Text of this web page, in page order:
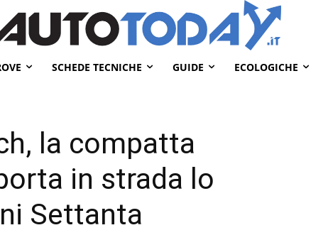
SCHEDE TECNICHE GUIDE ECOLOGICHE
la compatta
in strada lo
Settanta